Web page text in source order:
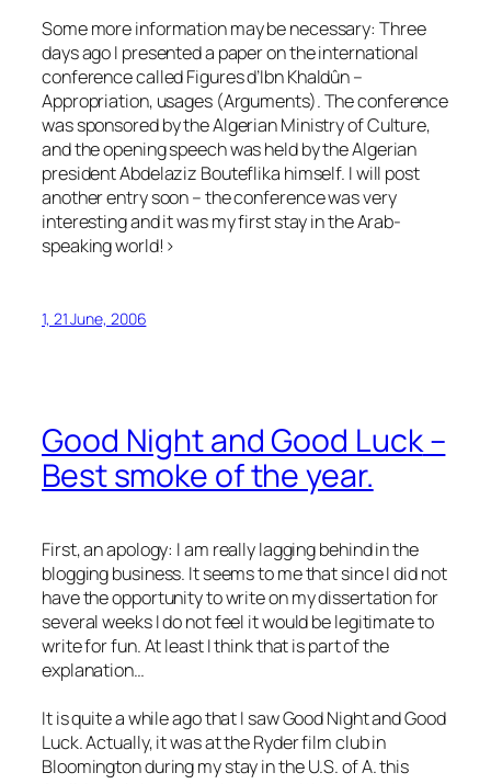
Some more information may be necessary: Three
days ago I presented a paper on the international
conference calledFigures d’Ibn Khaldûn –
Appropriation, usages (Arguments). The conference
was sponsored by the Algerian Ministry of Culture,
and the opening speech was held by the Algerian
president Abdelaziz Bouteflika himself. I will post
another entry soon – the conference was very
interesting and it was my first stay in the Arab-
speaking world!>
1, 21 June, 2006
Good Night and Good Luck–
Best smoke of the year.
First, an apology: I am really lagging behind in the
blogging business. It seems to me that since I did not
have the opportunity to write on my dissertation for
several weeks I do not feel it would be legitimate to
write for fun. At least I think that is part of the
explanation…
It is quite a while ago that I sawGood Night and Good
Luck. Actually, it was at theRyderfilm club in
Bloomington during my stay in the U.S. of A. this